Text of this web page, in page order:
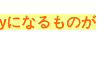
になるものが